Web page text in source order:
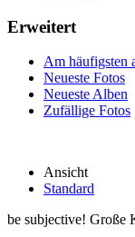
Erweitert
Am häufigsten
Neueste Fotos
Neueste Alben
Zufällige Fotos
Ansicht
Standard
be subjective! Große